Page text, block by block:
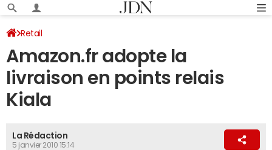
Retail
Amazon.fr adopte la
livraison en points relais
Kiala
La Rédaction
5 janvier 2010 15:14